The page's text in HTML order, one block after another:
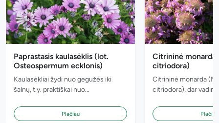
Paprastasis kaulasėklis (lot.
Osteospermum ecklonis)
Kaulasėkliai žydi nuo gegužės iki
šalnų, t.y. praktiškai nuo...
Plačiau
Citrininė monarda
citriodora)
Citrininė monarda
citriodora), dar
Plačiau